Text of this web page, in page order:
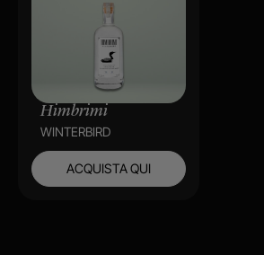
Himbrimi
WINTERBIRD
ACQUISTA QUI